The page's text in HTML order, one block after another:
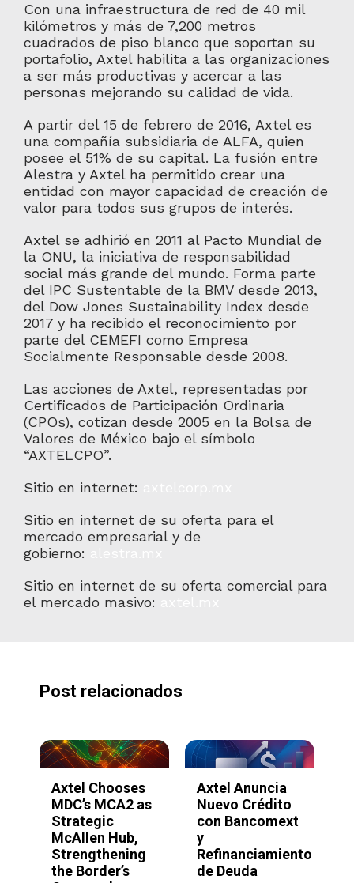
Con una infraestructura de red de 40 mil
kilómetros y más de 7,200 metros
cuadrados de piso blanco que soportan su
portafolio, Axtel habilita a las organizaciones
a ser más productivas y acercar a las
personas mejorando su calidad de vida.
A partir del 15 de febrero de 2016, Axtel es
una compañía subsidiaria de ALFA, quien
posee el 51% de su capital. La fusión entre
Alestra y Axtel ha permitido crear una
entidad con mayor capacidad de creación de
valor para todos sus grupos de interés.
Axtel se adhirió en 2011 al Pacto Mundial de
la ONU, la iniciativa de responsabilidad
social más grande del mundo. Forma parte
del IPC Sustentable de la BMV desde 2013,
del Dow Jones Sustainability Index desde
2017 y ha recibido el reconocimiento por
parte del CEMEFI como Empresa
Socialmente Responsable desde 2008.
Las acciones de Axtel, representadas por
Certificados de Participación Ordinaria
(CPOs), cotizan desde 2005 en la Bolsa de
Valores de México bajo el símbolo
“AXTELCPO”.
Sitio en internet:
Sitio en internet de su oferta para el
mercado empresarial y de
gobierno:
Sitio en internet de su oferta comercial para
el mercado masivo:
Post relacionados
Axtel y
SimplyAsk.ai
lanzan
plataforma de
IA sin código
para acelerar la
Axtel Reporta
Resultados del
Tercer
Trimestre 2025
octubre 21,